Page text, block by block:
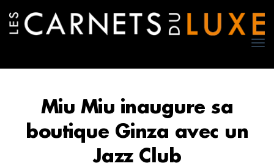
Miu Miu inaugure sa
boutique Ginza avec un
Jazz Club